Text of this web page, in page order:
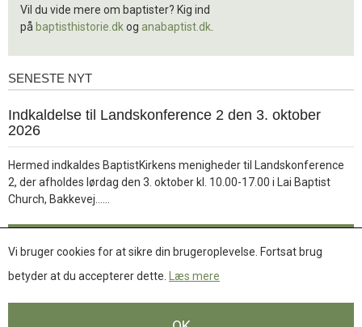
Vil du vide mere om baptister? Kig ind
på baptisthistorie.dkog anabaptist.dk
Seneste
SENESTE NYT
1.
jul.
Indkaldelse til Landskonference 2 den 3. oktober
2026
Hermed indkaldes BaptistKirkens menigheder til Landskonference
2, der afholdes lørdag den 3. oktober kl. 10.00-17.00 i Lai Baptist
Church, Bakkevej……
Læs mere
Vi bruger cookies for at sikre din brugeroplevelse. Fortsat brug
betyder at du accepterer dette.
Læs mere